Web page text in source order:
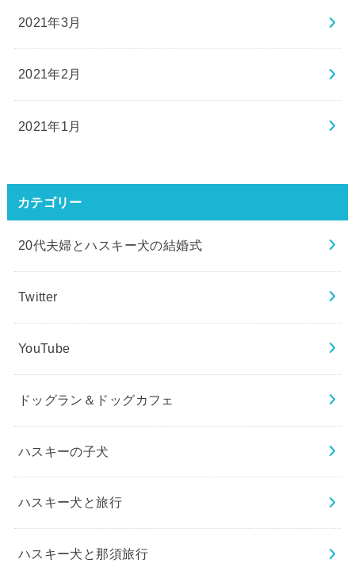
2021年3月
2021年2月
2021年1月
カテゴリー
20代夫婦とハスキー犬の結婚式
Twitter
YouTube
ドッグラン＆ドッグカフェ
ハスキーの子犬
ハスキー犬と旅行
ハスキー犬と那須旅行